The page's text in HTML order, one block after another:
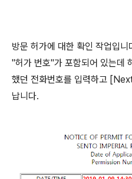
방문 허가에 대한 확인 작업입
"허가 번호"가 포함되어 있는데
했던 전화번호를 입력하고
납니다.